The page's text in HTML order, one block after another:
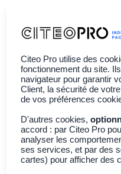
Retour à toutes les
Citeo Pro utilise des
fonctionnement du site.
navigateur pour garantir
Client, la sécurité de
de vos préférences
D'autres cookies,
accord : par Citeo Pro
analyser les
ses services, et par des
cartes) pour afficher des